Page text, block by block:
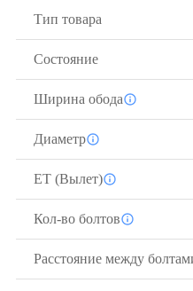
Тип товара
Состояние
Ширина обода
Диаметр
ЕТ (Вылет)
Кол-во болтов
Расстояние между